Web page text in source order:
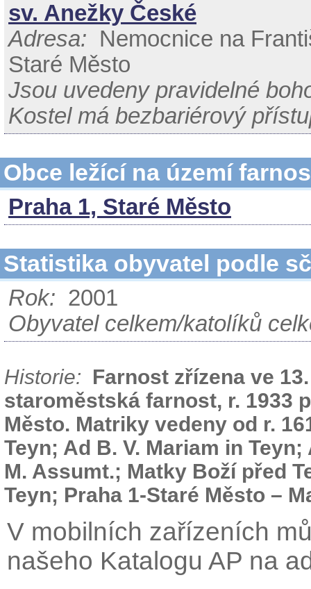
sv. Anežky České
Adresa: Nemocnice na
Staré Město
Jsou uvedeny pravidelné
Kostel má bezbariérový
Obce ležící na území
Praha 1, Staré Město
Statistika obyvatel podle
Rok: 2001
Obyvatel celkem/katolíků
Historie: Farnost zřízena ve
staroměstská farnost, r. 1933
Město. Matriky vedeny od r.
Teyn; Ad B. V. Mariam in
M. Assumt.; Matky Boží před
Teyn; Praha 1-Staré Město –
V mobilních zařízeních
našeho Katalogu AP na